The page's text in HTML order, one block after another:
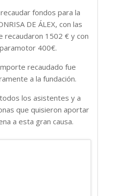
fondos para la
DE ÁLEX, con las
recaudaron 1502 € y con
400€.
recaudado fue
a la fundación.
los asistentes y a
que quisieron aportar
a esta gran causa.